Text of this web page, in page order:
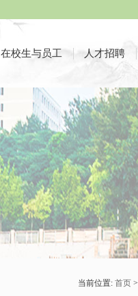
在校生与员工 人才招聘
当前位置: 首页>